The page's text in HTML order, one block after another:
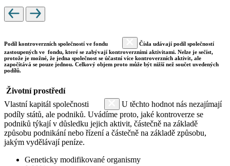
Podíl kontroverzních společností ve fondu
Čísla udávají podíl společností
zastoupených ve fondu, které se zabývají kontroverzními aktivitami. Nelze je sečíst,
protože je možné, že jedna společnost se účastní více kontroverzních aktivit, ale
započítává se pouze jednou. Celkový objem proto může být nižší než součet uvedených
podílů.
Životní prostředí
Vlastní kapitál společnosti
U těchto hodnot nás nezajímají
podíly států, ale podniků. Uvádíme proto, jaké kontroverze se
podniků týkají v důsledku jejich aktivit, částečně na základě
způsobu podnikání nebo řízení a částečně na základě způsobu,
jakým vydělávají peníze.
Geneticky modifikované organismy